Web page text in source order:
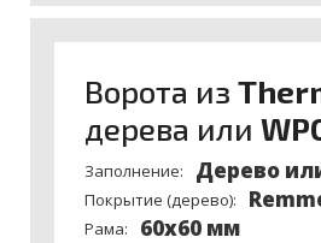
Ворота из
дерева или
Заполнение: Деревo
Покрытие (дерево):
Рама: 60x60 мм